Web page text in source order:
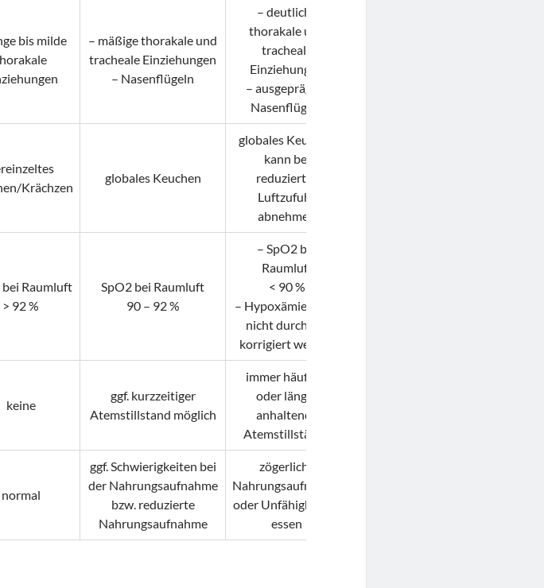
bis milde
– mäßige thorakale und
tracheale Einziehungen
– Nasenflügeln
– deutliche
thorakale und
tracheale
Einziehungen
– ausgeprägtes
Nasenflügeln
Krächzen
globales Keuchen
globales Keuchen
kann bei
reduzierter
Luftzufuhr
abnehmen
bei Raumluft
> 92 %
SpO2 bei Raumluft
90 – 92 %
– SpO2 bei
Raumluft
< 90 %
– Hypoxämie, kann
nicht durch O2
korrigiert werden
keine
ggf. kurzzeitiger
Atemstillstand möglich
immer häufiger
oder länger
anhaltende
Atemstillstände
normal
ggf. Schwierigkeiten bei
der Nahrungsaufnahme
bzw. reduzierte
Nahrungsaufnahme
zögerliche
Nahrungsaufnahme
oder Unfähigkeit zu
essen